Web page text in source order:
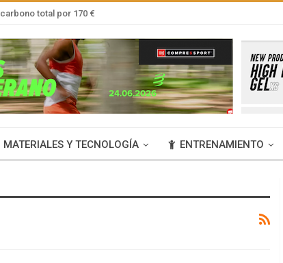
total por 170 €
MATERIALES Y TECNOLOGÍA ENTRENAMIENTO